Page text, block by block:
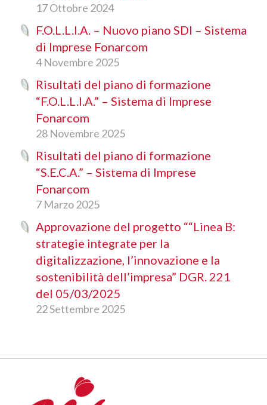
17 Ottobre 2024
F.O.L.L.I.A. – Nuovo piano SDI – Sistema
di Imprese Fonarcom
4 Novembre 2025
Risultati del piano di formazione
“F.O.L.L.I.A.” – Sistema di Imprese
Fonarcom
28 Novembre 2025
Risultati del piano di formazione
“S.E.C.A.” – Sistema di Imprese
Fonarcom
7 Marzo 2025
Approvazione del progetto ““Linea B:
strategie integrate per la
digitalizzazione, l’innovazione e la
sostenibilità dell’impresa” DGR. 221
del 05/03/2025
22 Settembre 2025